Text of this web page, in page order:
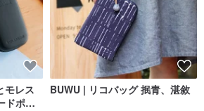
モレス
ドポー
BUWU | リコバッグ 抿青、湛敘